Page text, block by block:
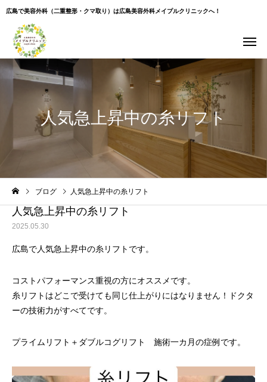
広島で美容外科（二重整形・クマ取り）は広島美容外科メイプルクリニックへ！
人気急上昇中の糸リフト
Warning
: Undefined variable $use_overlay in
content/themes/cure_tcd082/single.phpon line35
ブログ 人気急上昇中の糸リフト
人気急上昇中の糸リフト
2025.05.30
広島で人気急上昇中の糸リフトです。
コストパフォーマンス重視の方にオススメです。
糸リフトはどこで受けても同じ仕上がりにはなりません！ドクタ
ーの技術力がすべてです。
プライムリフト＋ダブルコグリフト 施術一カ月の症例です。